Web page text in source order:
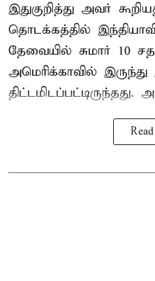
இதுகுறித்து அவர்
தொடக்கத்தில்
தேவையில் சுமார் 10
அமெரிக்காவில்